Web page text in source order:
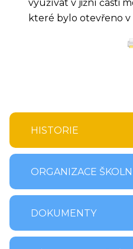
využívat v jižní části
které bylo otevřeno v
HISTORIE
ORGANIZACE
DOKUMENTY